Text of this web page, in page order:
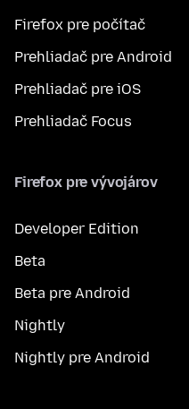
Firefox pre počítač
Prehliadač pre Android
Prehliadač pre iOS
Prehliadač Focus
Firefox pre vývojárov
Developer Edition
Beta
Beta pre Android
Nightly
Nightly pre Android